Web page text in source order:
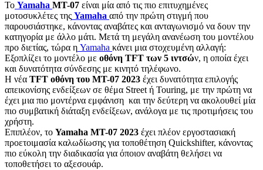
Το Yamaha MT-07 είναι μία από τις πιο επιτυχημένες
μοτοσυκλέτες της Yamaha από την πρώτη στιγμή που
παρουσιάστηκε, κάνοντας αναβάτες και ανταγωνισμό να δουν την
κατηγορία με άλλο μάτι. Μετά τη μεγάλη ανανέωση του μοντέλου
προ διετίας, τώρα η Yamaha κάνει μια στοχευμένη αλλαγή:
Εξοπλίζει το μοντέλο με οθόνη TFT των 5 ιντσών, η οποία έχει
και δυνατότητα σύνδεσης με κινητό τηλέφωνο.
Η νέα TFT οθόνη του MT-07 2023 έχει δυνατότητα επιλογής
απεικονίσης ενδείξεων σε θέμα Street ή Touring, με την πρώτη να
έχει μια πιο μοντέρνα εμφάνιση και την δεύτερη να ακολουθεί μία
πιο συμβατική διάταξη ενδείξεων, ανάλογα με τις προτιμήσεις του
χρήστη.
Επιπλέον, το Yamaha MT-07 2023 έχει πλέον εργοστασιακή
προετοιμασία καλωδίωσης για τοποθέτηση Quickshifter, κάνοντας
πιο εύκολη την διαδικασία για όποιον αναβάτη θελήσει να
τοποθετήσει το αξεσουάρ.